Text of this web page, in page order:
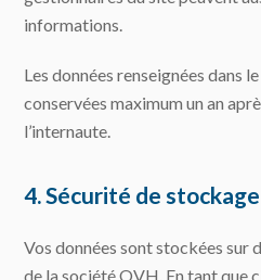
informations.
Les données renseignées dans
conservées maximum un an
l’internaute.
4. Sécurité de
Vos données sont stockées sur
de la société OVH. En tant que